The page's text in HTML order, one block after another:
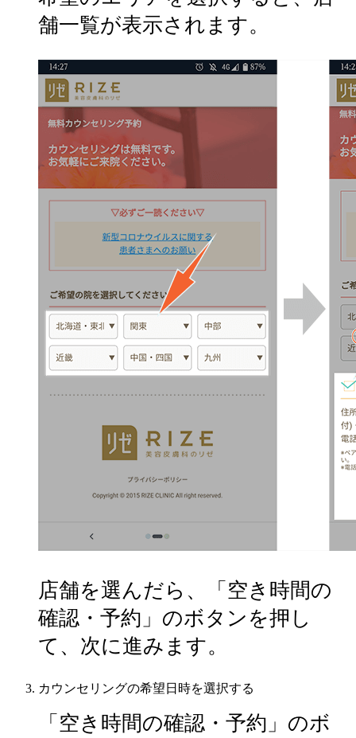
舗一覧が表示されます。
店舗を選んだら、「空き時間の
確認・予約」のボタンを押し
て、次に進みます。
カウンセリングの希望日時を選択する
「空き時間の確認・予約」のボ